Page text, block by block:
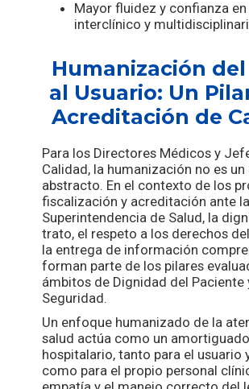
Mayor fluidez y confianza
interclínico y
Humanización
al Usuario: Un
Acreditación de
Para los Directores Médicos y
Calidad, la humanización no es
abstracto. En el contexto de los
fiscalización y acreditación ante la
Superintendencia de Salud, la
trato, el respeto a los derechos
la entrega de información
forman parte de los pilares
ámbitos de Dignidad del Paciente
Seguridad.
Un enfoque humanizado de la
salud actúa como un
hospitalario, tanto para el usuario
como para el propio personal